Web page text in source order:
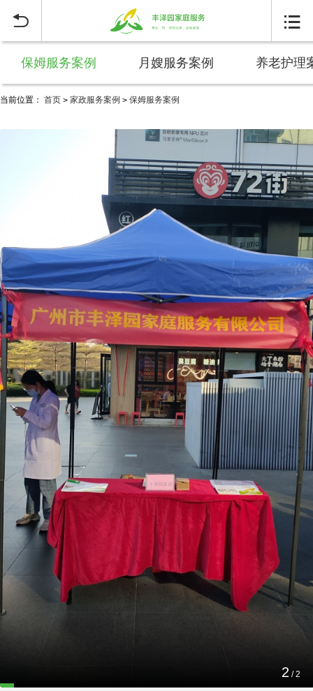
 
保姆服务案例 月嫂服务案例 养老护理
当前位置： 首页 > 家政服务案例 > 保姆服务案例
2 /2
广州管家服务|会讲广州话、做家务、提前做好孩
子接送准备
2026-01-05 11:50:38
【客户对丰泽园评价】：我是在线查阅广州海珠打扫家政中心丰泽
的，在周边广州海珠家政中心费用上明白合理，管家专长不错，极
感谢广州海珠打扫家政中心，丰泽园为我建议的管家，让我安稳
悦。
【案例名称】：广州管家服务|会讲广州话、做家务、提前做好孩子
接送准备
【客户所在区域及预算】：暴生，广州海珠石牌东路小区，预算在